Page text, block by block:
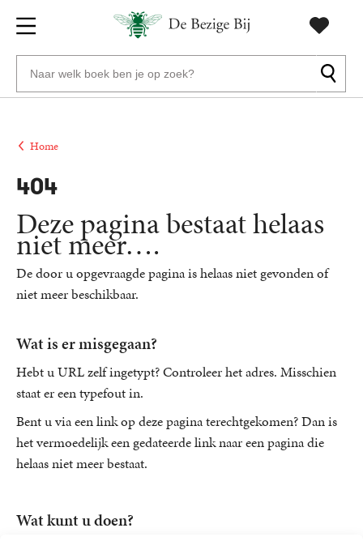
Gratis
verzending
vanaf
20
euro
23:59
volgende
Veiligbetalen
Gratis
retourneren
Zoeken
naar
en Home
404
Deze pagina bestaat helaas
niet meer….
De door u opgevraagde pagina is helaas niet gevonden of
niet meer beschikbaar.
Wat is er misgegaan?
Hebt u URL zelf ingetypt? Controleer het adres. Misschien
staat er een typefout in.
Bent u via een link op deze pagina terechtgekomen? Dan is
het vermoedelijk een gedateerde link naar een pagina die
helaas niet meer bestaat.
Wat kunt u doen?